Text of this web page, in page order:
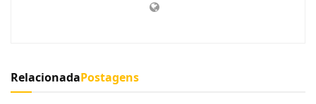
RelacionadaPostagens